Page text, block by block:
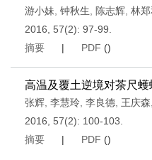
游小妹 钟秋生 陈志辉 林郑
2016, 57(2): 97-99.
摘要
| PDF ()
高温及覆土逆境对茶尺
张辉 李慧玲 李良德 王庆森
2016, 57(2): 100-103.
摘要
| PDF ()